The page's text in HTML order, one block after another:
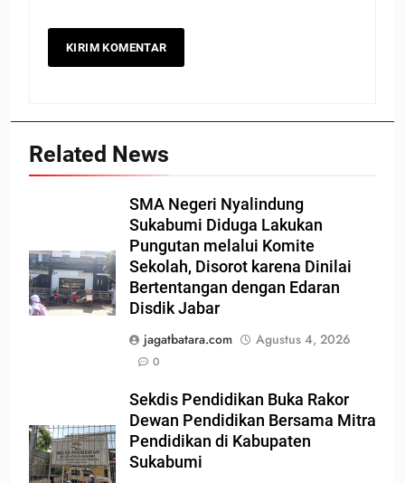
Related News
SMA Negeri Nyalindung
Sukabumi Diduga Lakukan
Pungutan melalui Komite
Sekolah, Disorot karena Dinilai
Bertentangan dengan Edaran
Disdik Jabar
jagatbatara.com
Agustus 4, 2026
0
Sekdis Pendidikan Buka Rakor
Dewan Pendidikan Bersama Mitra
Pendidikan di Kabupaten
Sukabumi